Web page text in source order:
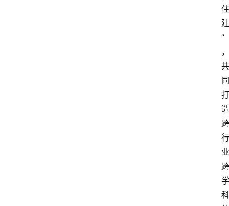
住
建
”
，
共
同
打
造
跨
行
业
跨
学
科